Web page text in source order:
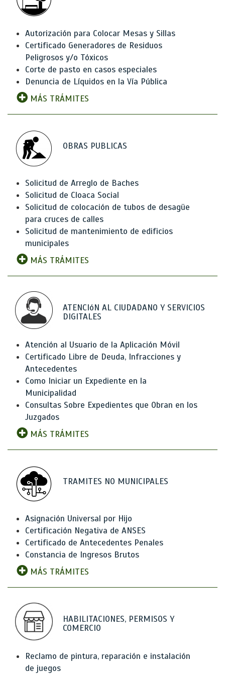
Autorización para Colocar Mesas y Sillas
Certificado Generadores de Residuos
Peligrosos y/o Tóxicos
Corte de pasto en casos especiales
Denuncia de Líquidos en la Vía Pública
MÁS TRÁMITES
OBRAS PUBLICAS
Solicitud de Arreglo de Baches
Solicitud de Cloaca Social
Solicitud de colocación de tubos de desagüe
para cruces de calles
Solicitud de mantenimiento de edificios
municipales
MÁS TRÁMITES
ATENCIóN AL CIUDADANO Y SERVICIOS
DIGITALES
Atención al Usuario de la Aplicación Móvil
Certificado Libre de Deuda, Infracciones y
Antecedentes
Como Iniciar un Expediente en la
Municipalidad
Consultas Sobre Expedientes que Obran en los
Juzgados
MÁS TRÁMITES
TRAMITES NO MUNICIPALES
Asignación Universal por Hijo
Certificación Negativa de ANSES
Certificado de Antecedentes Penales
Constancia de Ingresos Brutos
MÁS TRÁMITES
HABILITACIONES, PERMISOS Y
COMERCIO
Reclamo de pintura, reparación e instalación
de juegos